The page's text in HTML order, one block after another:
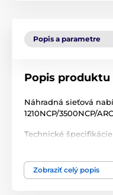
Popis a parametre
Popis produktu
Náhradná sieťová
1210NCP/3500NCP/
Technické
Zobraziť celý popis